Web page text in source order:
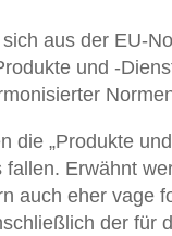
aus der EU-
und -
die „Produkte
Erwähnt
auch eher vage
der für